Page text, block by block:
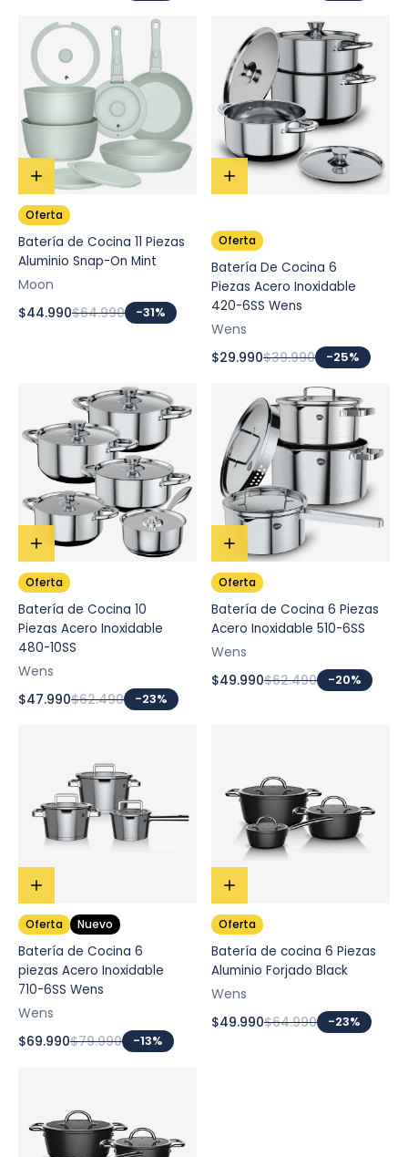
Oferta
Batería de Cocina 11 Piezas
Aluminio Snap-On Mint
Moon
$44.990$64.990 -31%
Oferta
Batería De Cocina 6
Piezas Acero Inoxidable
420-6SS Wens
Wens
$29.990$39.990 -25%
Oferta
Batería de Cocina 10
Piezas Acero Inoxidable
480-10SS
Wens
$47.990$62.490 -23%
Oferta
Batería de Cocina 6 Piezas
Acero Inoxidable 510-6SS
Wens
$49.990$62.490 -20%
Oferta Nuevo
Batería de Cocina 6
piezas Acero Inoxidable
710-6SS Wens
Wens
$69.990$79.990 -13%
Oferta
Batería de cocina 6 Piezas
Aluminio Forjado Black
Wens
$49.990$64.990 -23%